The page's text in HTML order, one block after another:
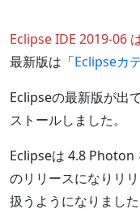
Eclipse IDE 2019-06
最新版は「Eclipseカ
Eclipseの最新版が出
ストールしました。
Eclipseは 4.8 Photon
のリリースになりリ
扱うようになりました